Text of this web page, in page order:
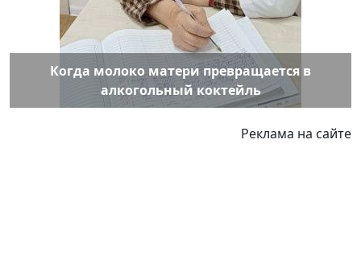
Когда молоко матери превращается в
алкогольный коктейль
Реклама на сайте